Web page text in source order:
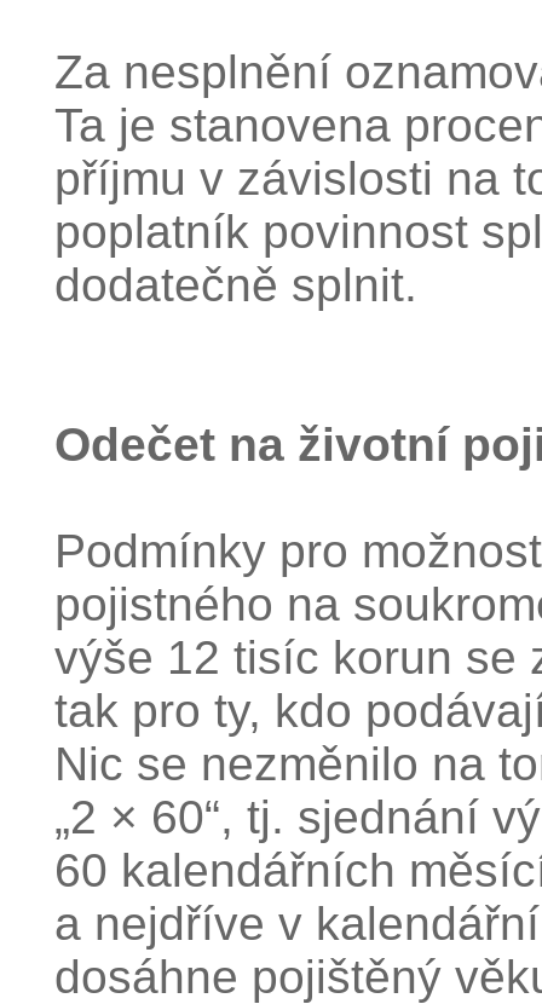
Za nesplnění
Ta je stanovena
příjmu v závislosti na
poplatník povinnost
dodatečně splnit.
Odečet na životní
Podmínky pro
pojistného na
výše 12 tisíc korun se
tak pro ty, kdo
Nic se nezměnilo na
„2 × 60“, tj. sjednání
60 kalendářních
a nejdříve v
dosáhne pojištěný